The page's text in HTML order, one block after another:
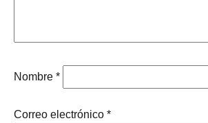
Nombre *
Correo electrónico *